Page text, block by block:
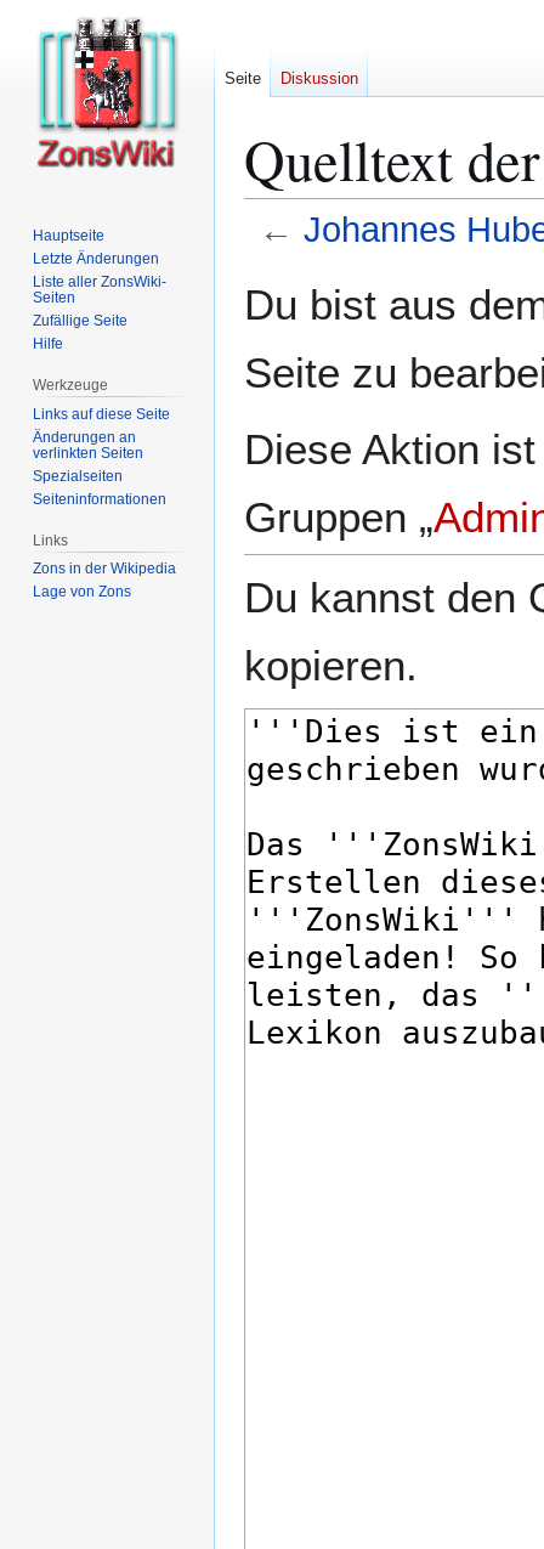
Quelltext
← Johannes
Navigation
Suche
Du bist aus
Seite zu
Diese Aktion
Gruppen „
Du kannst den
kopieren.
Seite Diskussion
Hauptseite
Letzte Änderungen
Liste aller ZonsWiki-
Seiten
Zufällige Seite
Hilfe
Werkzeuge
Links auf diese Seite
Änderungen an
verlinkten Seiten
Spezialseiten
Seiten­­informationen
Links
Zons in der Wikipedia
Lage von Zons